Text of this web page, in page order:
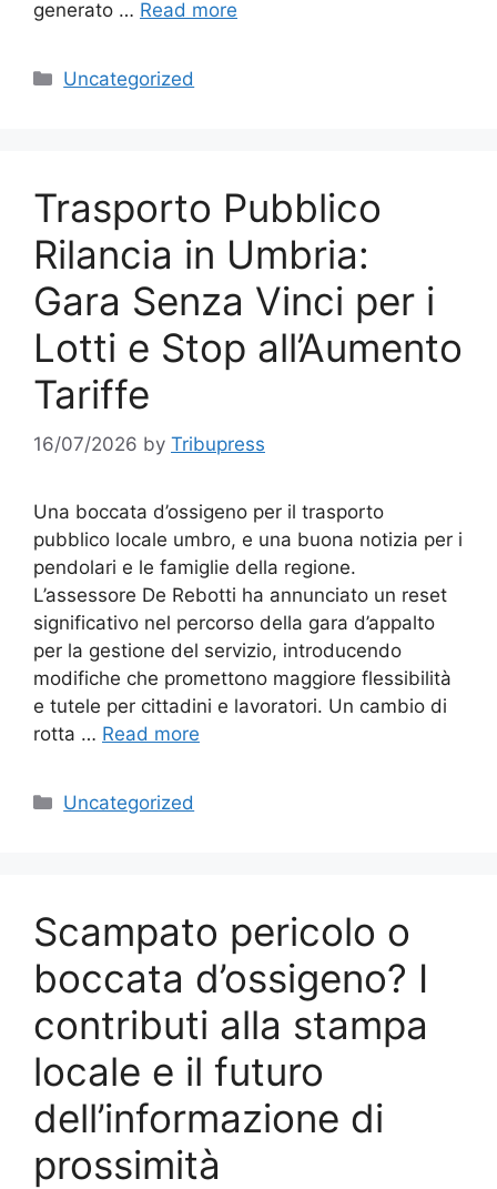
generato … Read more
Categories
Uncategorized
Trasporto Pubblico
Rilancia in Umbria:
Gara Senza Vinci per i
Lotti e Stop all’Aumento
Tariffe
16/07/2026 by Tribupress
Una boccata d’ossigeno per il trasporto
pubblico locale umbro, e una buona notizia per i
pendolari e le famiglie della regione.
L’assessore De Rebotti ha annunciato un reset
significativo nel percorso della gara d’appalto
per la gestione del servizio, introducendo
modifiche che promettono maggiore flessibilità
e tutele per cittadini e lavoratori. Un cambio di
rotta … Read more
Categories
Uncategorized
Scampato pericolo o
boccata d’ossigeno? I
contributi alla stampa
locale e il futuro
dell’informazione di
prossimità